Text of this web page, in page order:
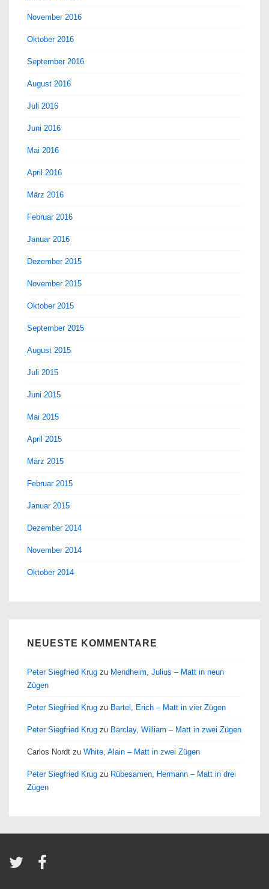
November 2016
Oktober 2016
September 2016
August 2016
Juli 2016
Juni 2016
Mai 2016
April 2016
März 2016
Februar 2016
Januar 2016
Dezember 2015
November 2015
Oktober 2015
September 2015
August 2015
Juli 2015
Juni 2015
Mai 2015
April 2015
März 2015
Februar 2015
Januar 2015
Dezember 2014
November 2014
Oktober 2014
NEUESTE KOMMENTARE
Peter Siegfried Krug zu Mendheim, Julius – Matt in neun
Zügen
Peter Siegfried Krug zu Bartel, Erich – Matt in vier Zügen
Peter Siegfried Krug zu Barclay, William – Matt in zwei Zügen
Carlos Nordt zu White, Alain – Matt in zwei Zügen
Peter Siegfried Krug zu Rübesamen, Hermann – Matt in drei
Zügen